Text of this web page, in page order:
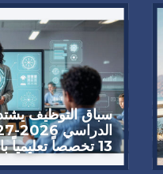
سباق التوظيف
13 تخصصاً تعليمياً بالدولة